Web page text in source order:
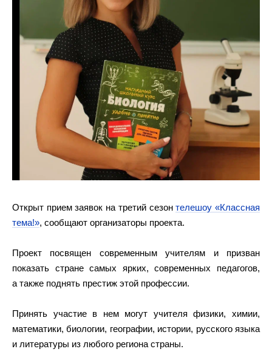
Открыт прием заявок на третий сезонтелешоу «Классная
тема!», сообщают организаторы проекта.
Проект посвящен современным учителям и призван
показать стране самых ярких, современных педагогов,
а также поднять престиж этой профессии.
Принять участие в нем могут учителя физики, химии,
математики, биологии, географии, истории, русского языка
и литературы из любого региона страны.